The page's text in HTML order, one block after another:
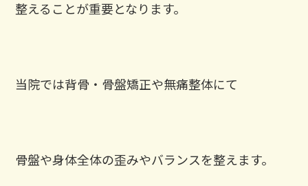
整えることが重要となります。
当院では背骨・骨盤矯正や無痛整体にて
骨盤や身体全体の歪みやバランスを整えます。